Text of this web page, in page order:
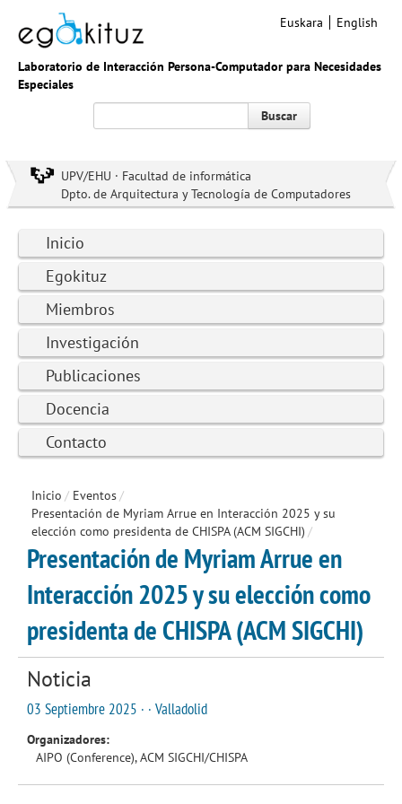
Laboratorio de Interacción Persona-Computador para Necesidades
Especiales
Euskara English
Buscar
UPV/EHU · Facultad de informática
Dpto. de Arquitectura y Tecnología de Computadores
Inicio
Egokituz
Miembros
Investigación
Publicaciones
Docencia
Contacto
Inicio / Eventos/
Presentación de Myriam Arrue en Interacción 2025 y su
elección como presidenta de CHISPA (ACM SIGCHI) /
Presentación de Myriam Arrue en
Interacción 2025 y su elección como
presidenta de CHISPA (ACM SIGCHI)
Noticia
03 Septiembre 2025 · · Valladolid
Organizadores:
AIPO (Conference), ACM SIGCHI/CHISPA